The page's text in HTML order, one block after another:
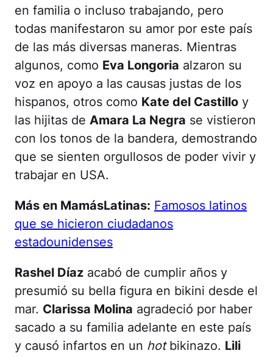
en familia o incluso trabajando, pero
todas manifestaron su amor por este país
de las más diversas maneras. Mientras
algunos, como Eva Longoria alzaron su
voz en apoyo a las causas justas de los
hispanos, otros como Kate del Castillo y
las hijitas de Amara La Negra se vistieron
con los tonos de la bandera, demostrando
que se sienten orgullosos de poder vivir y
trabajar en USA.
Más en MamásLatinas: Famosos latinos
que se hicieron ciudadanos
estadounidenses
Rashel Díaz acabó de cumplir años y
presumió su bella figura en bikini desde el
mar. Clarissa Molina agradeció por haber
sacado a su familia adelante en este país
y causó infartos en un hotbikinazo. Lili